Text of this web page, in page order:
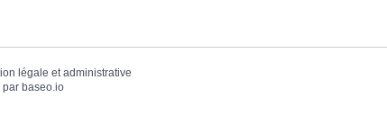
légale et administrative
par baseo.io